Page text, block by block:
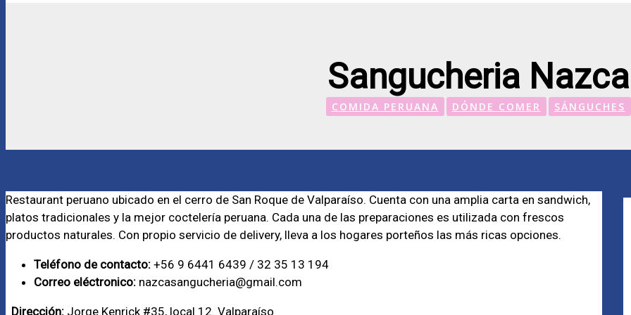
Sangucheria Nazca
COMIDA PERUANA DÓNDE COMER SÁNGUCHES
Restaurant peruano ubicado en el cerro de San Roque de Valparaíso. Cuenta con una amplia carta en sandwich,
platos tradicionales y la mejor coctelería peruana. Cada una de las preparaciones es utilizada con frescos
productos naturales. Con propio servicio de delivery, lleva a los hogares porteños las más ricas opciones.
Teléfono de contacto: +56 9 6441 6439 / 32 35 13 194
Correo eléctronico: nazcasangucheria@gmail.com
Dirección: Jorge Kenrick #35, local 12. Valparaíso